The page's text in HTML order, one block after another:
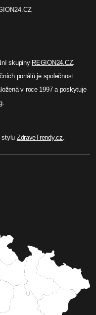
skupiny REGION24.CZ.
portálů je společnost
v roce 1997 a poskytuje
ZdraveTrendy.cz